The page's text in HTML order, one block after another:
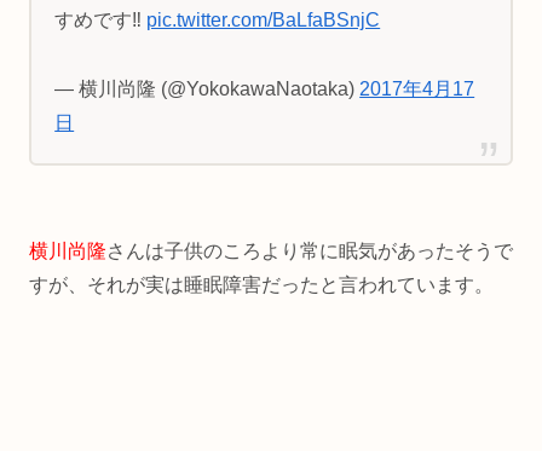
すめです‼︎ pic.twitter.com/BaLfaBSnjC
— 横川尚隆 (@YokokawaNaotaka) 2017年4月17
日
横川尚隆さんは子供のころより常に眠気があったそうで
すが、それが実は睡眠障害だったと言われています。